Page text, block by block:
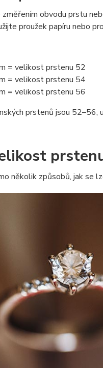
obvodu prstu
proužek papíru nebo
= velikost prstenu 52
= velikost prstenu 54
= velikost prstenu 56
prstenů jsou 52–56,
několik způsobů, jak